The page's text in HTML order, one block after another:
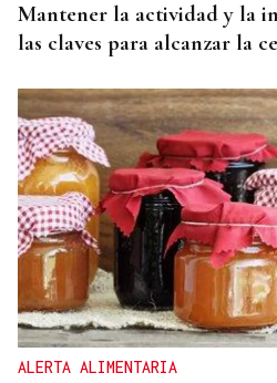
Mantener la actividad y la
las claves para alcanzar la
ALERTA ALIMENTARIA